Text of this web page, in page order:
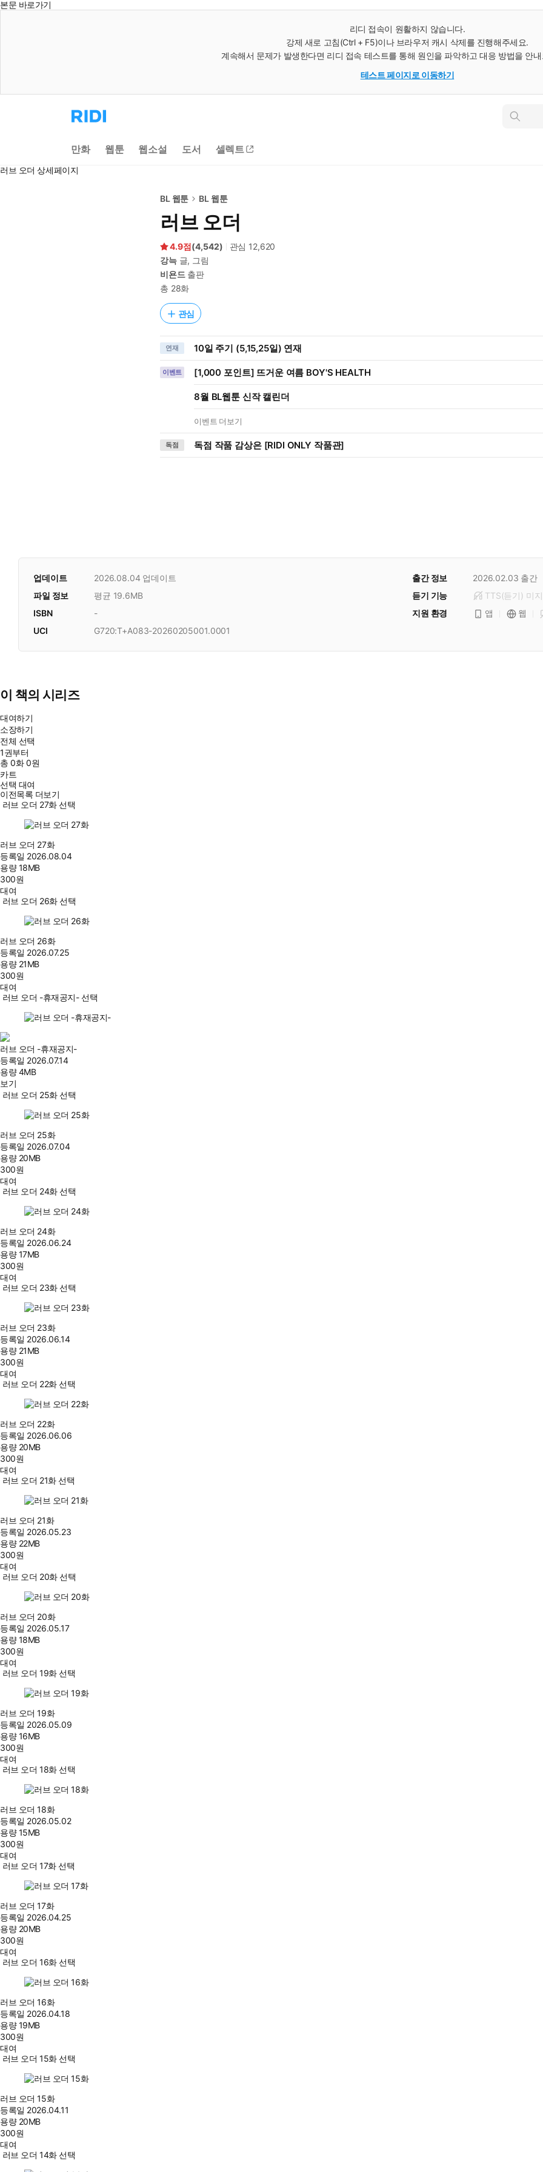
본문 바로가기
리디 접속이 원활하지 않습니다.
강제 새로 고침(Ctrl + F5)이나 브라우저 캐시 삭제를 진행해주세요.
계속해서 문제가 발생한다면 리디 접속 테스트를 통해 원인을 파악하고 대응 방법을 안
테스트 페이지로 이동하기
리
디
으
로
동
인
만화 웹툰 웹소설 도서 셀렉트
러브 오더 상세페이지
BL 웹툰 BL 웹툰
러브 오더
4.9 (4,542) 관심 12,620
강늑글, 그림
비욘드 출판
총 28화
관심
연재 10일 주기 (5,15,25일) 연재
이벤트 [1,000 포인트] 뜨거운 여름 BOY'S HEALTH
8월 BL웹툰 신작 캘린더
이벤트 더보기
독점 독점 작품 감상은 [RIDI ONLY 작품관]
업데이트 2026.08.04 업데이트 출간 정보 2026.02.03 출간
듣기 기능
TTS(듣기) 미
파일 정보
평균 19.6MB
지원 환경
앱 웹
ISBN
-
UCI
G720:T+A083-20260205001.0001
이 책의 시리즈
대여하기
소장하기
전체 선택
1권부터
총0화0원
카트
선택 대여
이전목록 더보기
러브 오더 27화 선택
러브 오더 27화
등록일 2026.08.04
용량18MB
300원
대여
러브 오더 26화 선택
러브 오더 26화
등록일 2026.07.25
용량 21MB
300원
대여
러브 오더 -휴재공지- 선택
러브 오더 -휴재공지-
등록일 2026.07.14
용량4MB
보기
러브 오더 25화 선택
러브 오더 25화
등록일 2026.07.04
용량 20MB
300원
대여
러브 오더 24화 선택
러브 오더 24화
등록일 2026.06.24
용량17MB
300원
대여
러브 오더 23화 선택
러브 오더 23화
등록일 2026.06.14
용량 21MB
300원
대여
러브 오더 22화 선택
러브 오더 22화
등록일 2026.06.06
용량 20MB
300원
대여
러브 오더 21화 선택
러브 오더 21화
등록일 2026.05.23
용량 22MB
300원
대여
러브 오더 20화 선택
러브 오더 20화
등록일 2026.05.17
용량18MB
300원
대여
러브 오더 19화 선택
러브 오더 19화
등록일 2026.05.09
용량16MB
300원
대여
러브 오더 18화 선택
러브 오더 18화
등록일 2026.05.02
용량15MB
300원
대여
러브 오더 17화 선택
러브 오더 17화
등록일 2026.04.25
용량 20MB
300원
대여
러브 오더 16화 선택
러브 오더 16화
등록일 2026.04.18
용량19MB
300원
대여
러브 오더 15화 선택
러브 오더 15화
등록일 2026.04.11
용량 20MB
300원
대여
러브 오더 14화 선택